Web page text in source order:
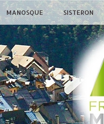
MANOSQUE SISTERON